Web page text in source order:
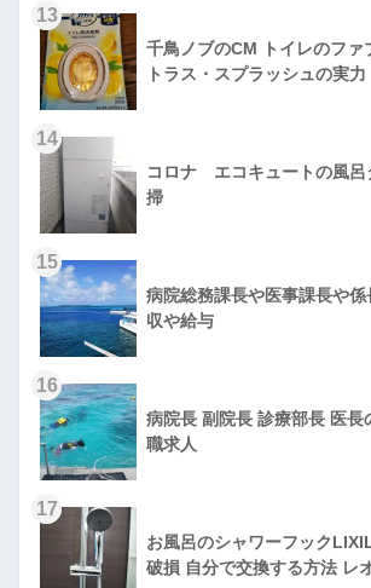
13
千鳥ノブのCM トイレのファ
トラス・スプラッシュの実力
14
コロナ エコキュートの風呂
掃
15
病院総務課長や医事課長や
収や給与
16
病院長 副院長 診療部長 医長
職求人
17
お風呂のシャワーフック
破損 自分で交換する方法 レ